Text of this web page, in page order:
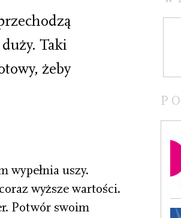
Taki
żeby
wypełnia uszy.
wyższe wartości.
Potwór swoim